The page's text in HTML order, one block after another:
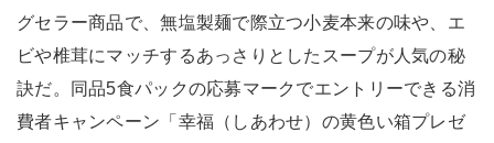
グセラー商品で、無塩製麺で際立つ小麦本来の味や、エ
ビや椎茸にマッチするあっさりとしたスープが人気の秘
訣だ。同品5食パックの応募マークでエントリーできる消
費者キャンペーン「幸福（しあわせ）の黄色い箱プレゼ